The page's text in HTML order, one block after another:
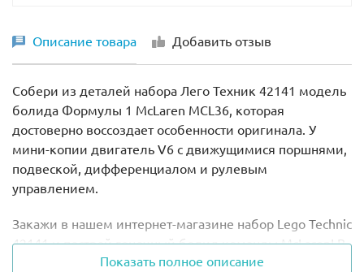
Описание товара Добавить отзыв
Собери из деталей набора Лего Техник 42141 модель
болида Формулы 1 McLaren MCL36, которая
достоверно воссоздает особенности оригинала. У
мини-копии двигатель V6 с движущимися поршнями,
подвеской, дифференциалом и рулевым
управлением.
Закажи в нашем интернет-магазине набор Lego Technic
42141 и построй гоночный болид команды McLaren! В
сезоне 2022 года начинает действовать новый
Показать полное описание